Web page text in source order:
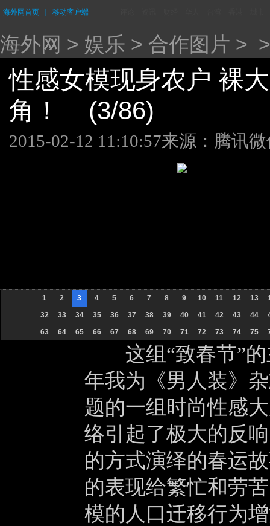
海外网首页 移动客户端
海外网 > 娱乐 > 合作图片 >
性感女模现身农户 裸
角！ (3/86)
2015-02-12 11:10:57来源：腾讯
1 2 3 4 5 6 7 8 9 10 11 12 13
32
33 34 35 36 37 38 39 40 41 42 43 44
63
64 65 66 67 68 69 70 71 72 73 74 75
这组“致春节”的
年我为《男人装》
题的一组时尚性感
络引起了极大的反
的方式演绎的春运
的表现给繁忙和劳
模的人口迁移行为